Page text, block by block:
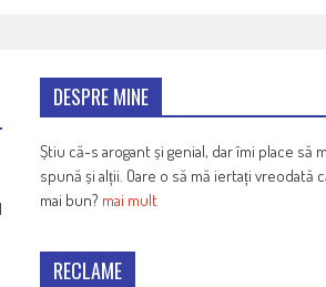
DESPRE MINE
Știu că-s arogant și genial, dar îmi place să
spună și alții. Oare o să mă iertați vreodată
mai bun? mai mult
RECLAME